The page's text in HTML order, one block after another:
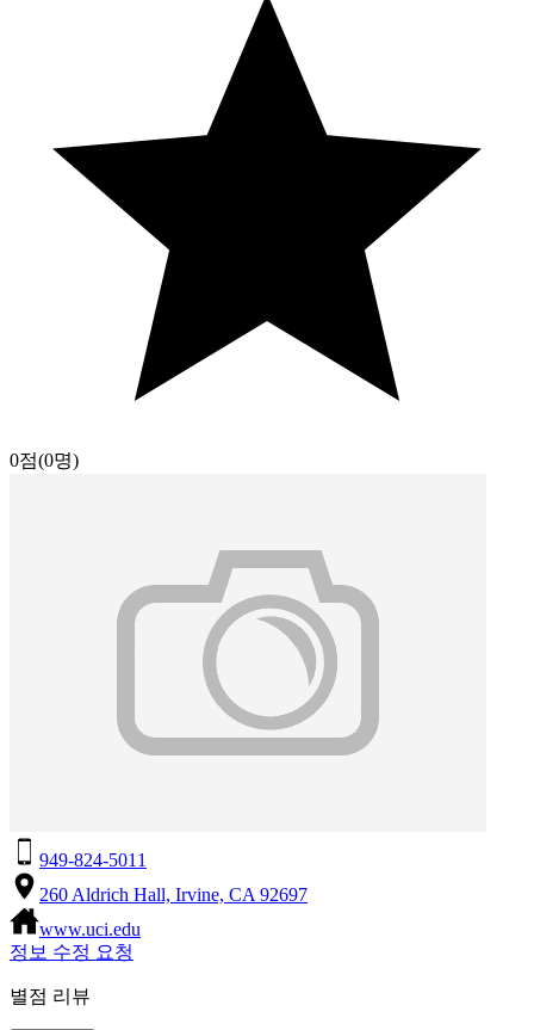
0점(0명)
949-824-5011
260 Aldrich Hall, Irvine, CA 92697
www.uci.edu
정보 수정 요청
별점 리뷰